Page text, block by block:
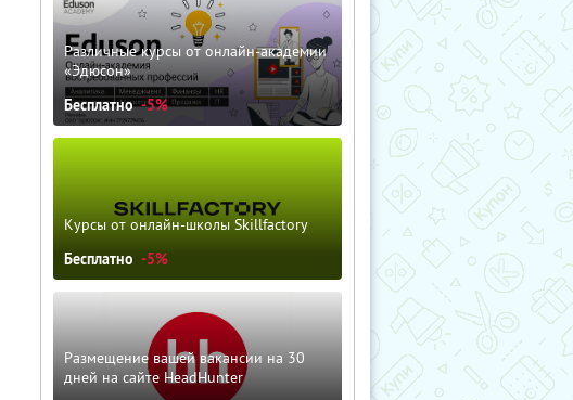
Различные курсы от онлайн-академии
«Эдюсон»
Бесплатно -5%
Курсы от онлайн-школы Skillfactory
Бесплатно -5%
Размещение вашей вакансии на 30
дней на сайте HeadHunter